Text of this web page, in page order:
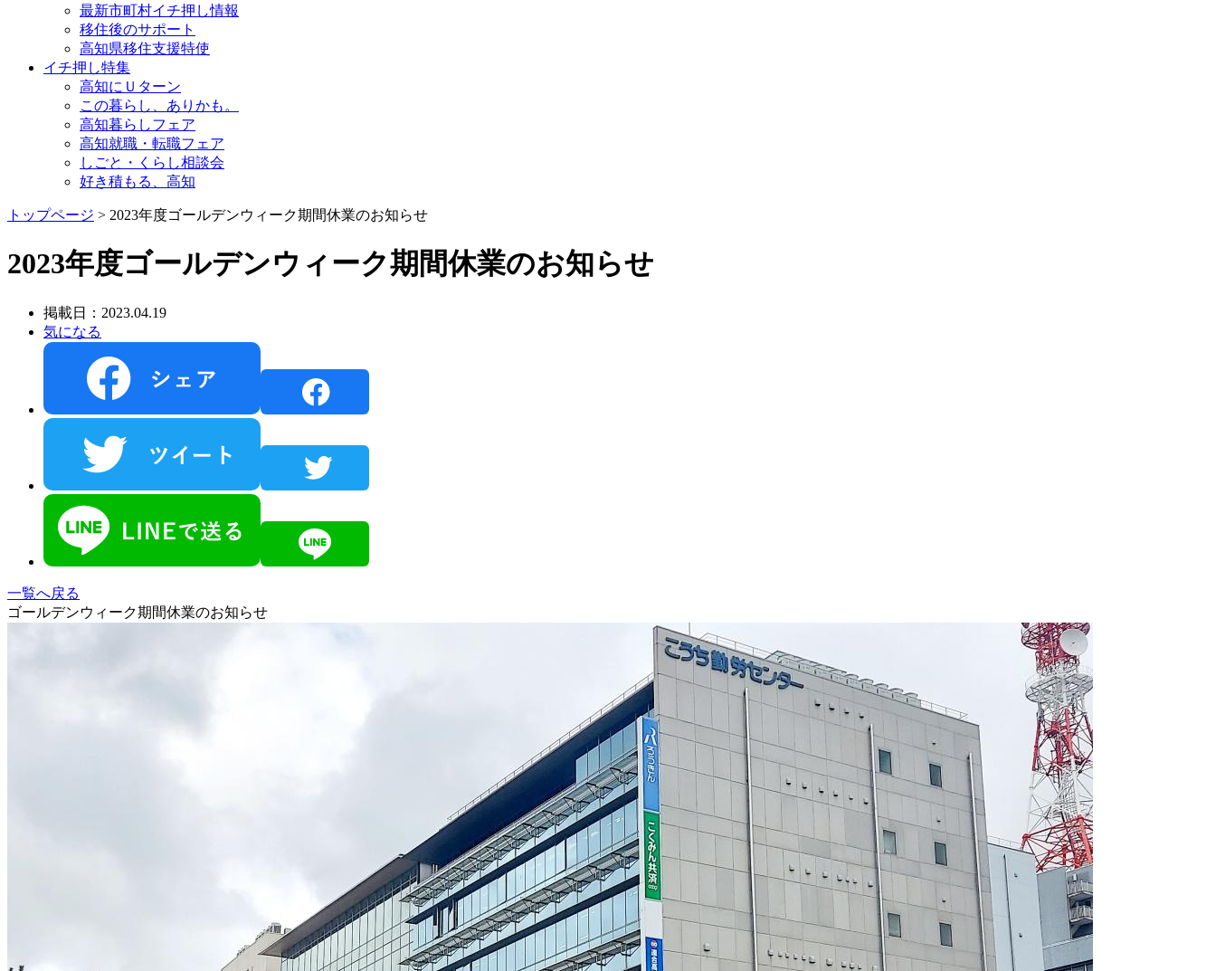
最新市町村イチ押し情報
移住後のサポート
高知県移住支援特使
イチ押し特集
高知にＵターン
この暮らし、ありかも。
高知暮らしフェア
高知就職・転職フェア
しごと・くらし相談会
好き積もる、高知
トップページ > 2023年度ゴールデンウィーク期間休業のお知らせ
2023年度ゴールデンウィーク期間休業のお知らせ
掲載日：2023.04.19
気になる
一覧へ戻る
ゴールデンウィーク期間休業のお知らせ